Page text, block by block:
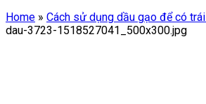
Home » Cách sử dụng dầu gạo để có
dau-3723-1518527041_500x300.jpg